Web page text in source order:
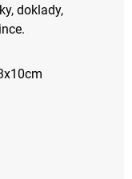
doklady,